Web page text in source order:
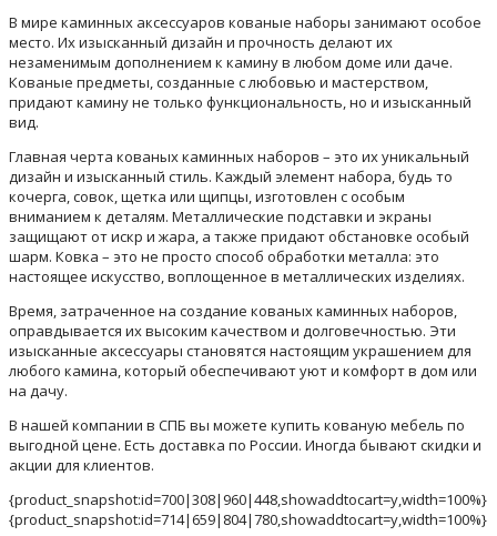
В мире каминных аксессуаров кованые наборы занимают особое
место. Их изысканный дизайн и прочность делают их
незаменимым дополнением к камину в любом доме или даче.
Кованые предметы, созданные с любовью и мастерством,
придают камину не только функциональность, но и изысканный
вид.
Главная черта кованых каминных наборов – это их уникальный
дизайн и изысканный стиль. Каждый элемент набора, будь то
кочерга, совок, щетка или щипцы, изготовлен с особым
вниманием к деталям. Металлические подставки и экраны
защищают от искр и жара, а также придают обстановке особый
шарм. Ковка – это не просто способ обработки металла: это
настоящее искусство, воплощенное в металлических изделиях.
Время, затраченное на создание кованых каминных наборов,
оправдывается их высоким качеством и долговечностью. Эти
изысканные аксессуары становятся настоящим украшением для
любого камина, который обеспечивают уют и комфорт в дом или
на дачу.
В нашей компании в СПБ вы можете купить кованую мебель по
выгодной цене. Есть доставка по России. Иногда бывают скидки и
акции для клиентов.
{product_snapshot:id=700|308|960|448,showaddtocart=y,width=100%}
{product_snapshot:id=714|659|804|780,showaddtocart=y,width=100%}